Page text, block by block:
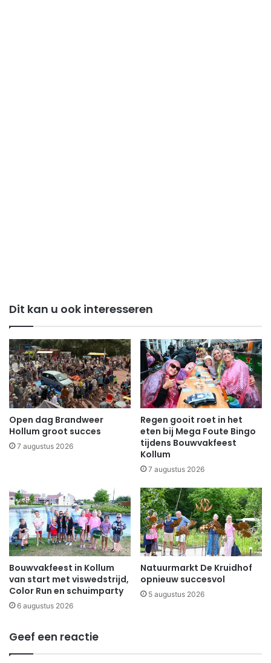
Dit kan u ook interesseren
Open dag Brandweer
Hollum groot succes
7 augustus 2026
Regen gooit roet in het
eten bij Mega Foute Bingo
tijdens Bouwvakfeest
Kollum
7 augustus 2026
Bouwvakfeest in Kollum
van start met viswedstrijd,
Color Run en schuimparty
6 augustus 2026
Natuurmarkt De Kruidhof
opnieuw succesvol
5 augustus 2026
Geef een reactie